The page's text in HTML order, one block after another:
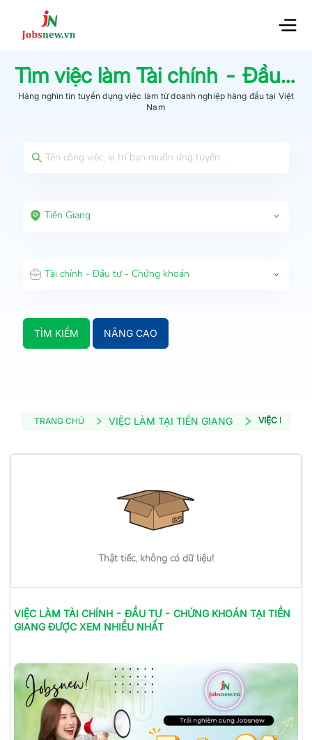
Tìm việc làmTài chính - Đầu tư - Chứng khoán
Hàng nghìn tin tuyển dụng việc làm từdoanh nghiệp hàng đầu tại Việt
Nam
Tiền Giang
Tài chính - Đầu tư - Chứng khoán
TÌM KIẾM NÂNG CAO
TRANG CHỦ VIỆC LÀM TẠI TIỀN GIANG VIỆC LÀM
Thật tiếc, không có dữ liệu!
VIỆC LÀM TÀI CHÍNH - ĐẦU TƯ - CHỨNG KHOÁN TẠI TIỀN
GIANGĐƯỢC XEM NHIỀU NHẤT